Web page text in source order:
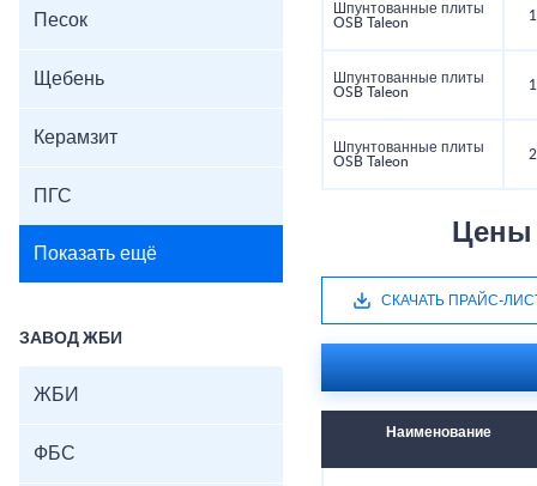
Песок
Щебень
Керамзит
ПГС
Показать ещё
ЗАВОД ЖБИ
ЖБИ
ФБС
Шпунтованные плиты
OSB Taleon
Шпунтованные плиты
OSB Taleon
Шпунтованные плиты
OSB Taleon
Цены
СКАЧАТЬ ПРАЙС-
Наименование